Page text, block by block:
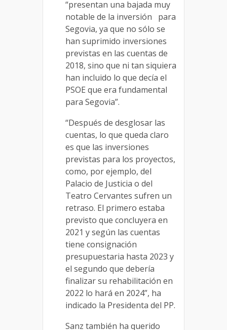
“presentan una bajada muy
notable de la inversión para
Segovia, ya que no sólo se
han suprimido inversiones
previstas en las cuentas de
2018, sino que ni tan siquiera
han incluido lo que decía el
PSOE que era fundamental
para Segovia”.
“Después de desglosar las
cuentas, lo que queda claro
es que las inversiones
previstas para los proyectos,
como, por ejemplo, del
Palacio de Justicia o del
Teatro Cervantes sufren un
retraso. El primero estaba
previsto que concluyera en
2021 y según las cuentas
tiene consignación
presupuestaria hasta 2023 y
el segundo que debería
finalizar su rehabilitación en
2022 lo hará en 2024”, ha
indicado la Presidenta del PP.
Sanz también ha querido